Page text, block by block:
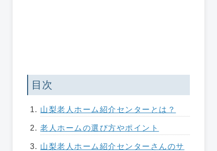
目次
山梨老人ホーム紹介センターとは？
老人ホームの選び方やポイント
山梨老人ホーム紹介センターさんのサ